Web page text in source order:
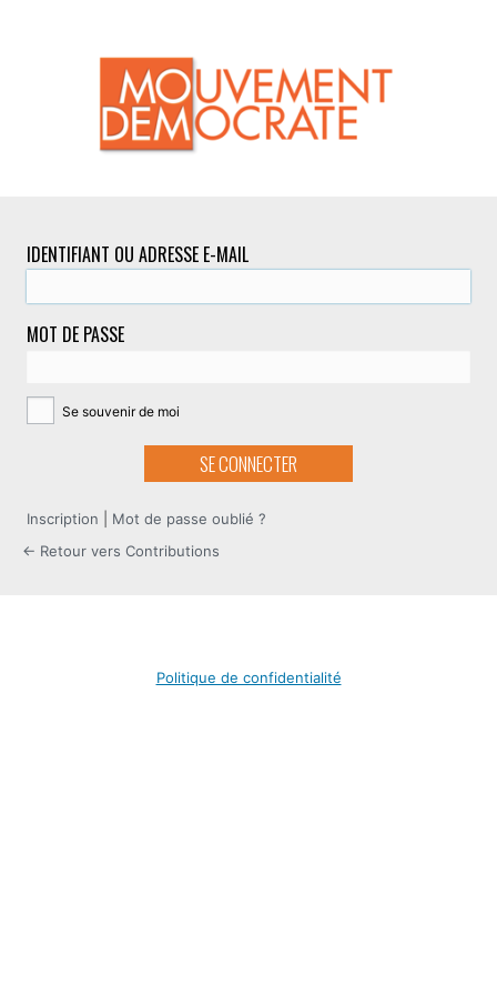
IDENTIFIANT OU ADRESSE E-MAIL
MOT DE PASSE
Se souvenir de moi
Inscription
Mot de passe oublié ?
← Retour vers Contributions
Politique de confidentialité